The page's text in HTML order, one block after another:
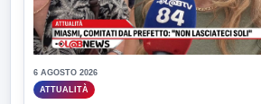
6 AGOSTO 2026
ATTUALITÀ